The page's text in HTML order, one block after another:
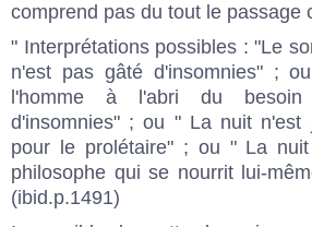
comprend pas du tout le passage
" Interprétations possibles : "Le
n'est pas gâté d'insomnies" ;
l'homme à l'abri du
d'insomnies" ; ou " La nuit n'est
pour le prolétaire" ; ou " La
philosophe qui se nourrit lui-
(ibid.p.1491)